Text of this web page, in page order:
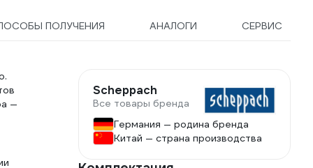
ПОЛУЧЕНИЯ АНАЛОГИ СЕРВИС
—
Scheppach
Все товары бренда
Германия — родина бренда
Китай — страна производства